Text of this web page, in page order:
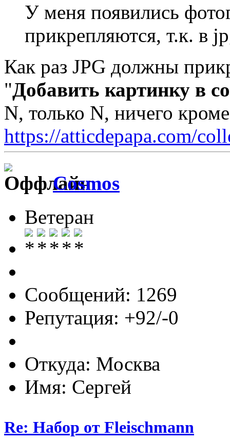
У меня появились
прикрепляются, т.к. в
Как раз JPG должны
"Добавить картинку в
N, только N, ничего
https://atticdepapa.com/
Cosmos
Ветеран
Сообщений: 1269
Репутация: +92/-0
Откуда: Москва
Имя: Сергей
Re: Набор от Fleischmann